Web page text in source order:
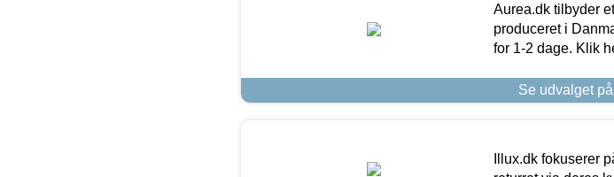
Aurea.dk tilbyder
produceret i
for 1-2 dage. Klik
Se udvalget
Illux.dk fokuserer